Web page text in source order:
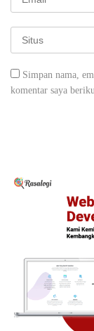
Simpan nama,
komentar saya